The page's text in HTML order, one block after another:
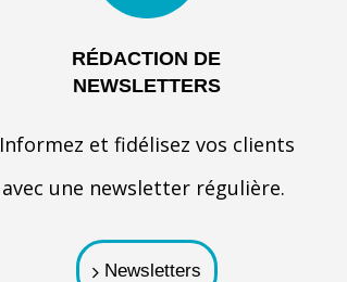
RÉDACTION DE
NEWSLETTERS
Informez et fidélisez vos clients
avec une newsletter régulière.
Newsletters